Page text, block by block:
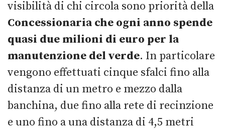
visibilità di chi circola sono priorità della
Concessionaria che ogni anno spende
quasi due milioni di euro per la
manutenzione del verde. In particolare
vengono effettuati cinque sfalci fino alla
distanza di un metro e mezzo dalla
banchina, due fino alla rete di recinzione
e uno fino a una distanza di 4,5 metri